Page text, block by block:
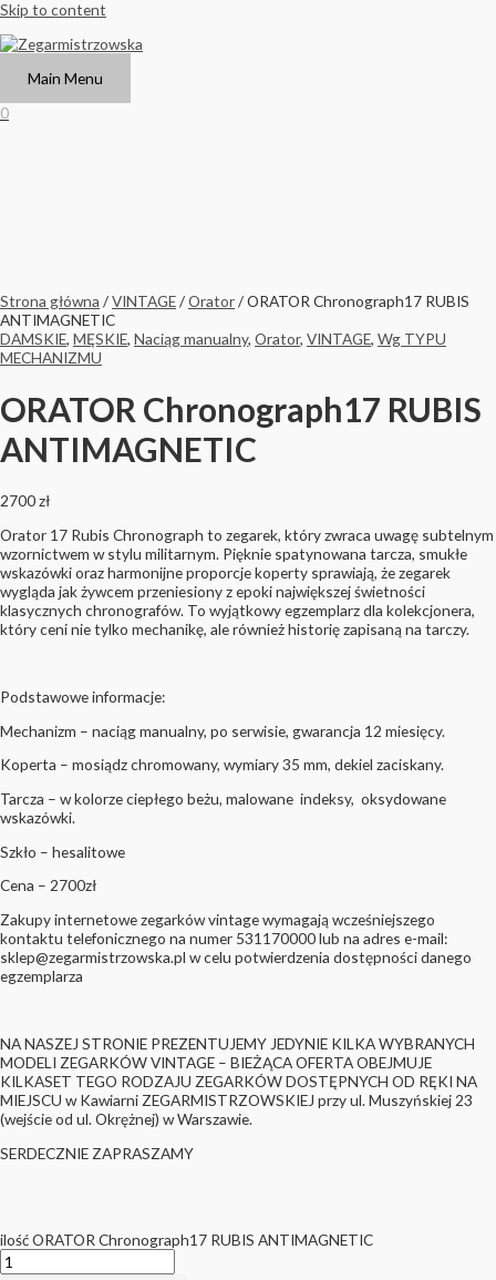
Skip to content
Main Menu
0
Strona główna /VINTAGE/Orator/ ORATOR Chronograph17 RUBIS
ANTIMAGNETIC
DAMSKIE, MĘSKIE, Naciąg manualny, Orator, VINTAGE, Wg TYPU
MECHANIZMU
ORATOR Chronograph17 RUBIS
ANTIMAGNETIC
2700zł
Orator 17 Rubis Chronograph to zegarek, który zwraca uwagę subtelnym
wzornictwem w stylu militarnym. Pięknie spatynowana tarcza, smukłe
wskazówki oraz harmonijne proporcje koperty sprawiają, że zegarek
wygląda jak żywcem przeniesiony z epoki największej świetności
klasycznych chronografów. To wyjątkowy egzemplarz dla kolekcjonera,
który ceni nie tylko mechanikę, ale również historię zapisaną na tarczy.
Podstawowe informacje:
Mechanizm – naciąg manualny, po serwisie, gwarancja 12 miesięcy.
Koperta – mosiądz chromowany, wymiary 35 mm, dekiel zaciskany.
Tarcza – w kolorze ciepłego beżu, malowane indeksy, oksydowane
wskazówki.
Szkło – hesalitowe
Cena – 2700zł
Zakupy internetowe zegarków vintage wymagają wcześniejszego
kontaktu telefonicznego na numer 531170000 lub na adres e-mail:
sklep@zegarmistrzowska.pl w celu potwierdzenia dostępności danego
egzemplarza
NA NASZEJ STRONIE PREZENTUJEMY JEDYNIE KILKA WYBRANYCH
MODELI ZEGARKÓW VINTAGE – BIEŻĄCA OFERTA OBEJMUJE
KILKASET TEGO RODZAJU ZEGARKÓW DOSTĘPNYCH OD RĘKI NA
MIEJSCU w Kawiarni ZEGARMISTRZOWSKIEJ przy ul. Muszyńskiej 23
(wejście od ul. Okrężnej) w Warszawie.
SERDECZNIE ZAPRASZAMY
ilość ORATOR Chronograph17 RUBIS ANTIMAGNETIC